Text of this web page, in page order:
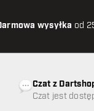
wysyłka od
Czat z
Czat jest